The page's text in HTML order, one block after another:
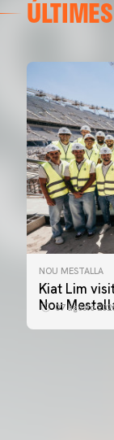
NOU MESTALLA
Kiat Lim
Nou07 agosto